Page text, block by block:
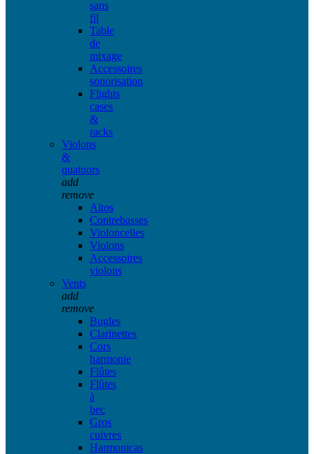
sans
fil
Table
de
mixage
Accessoires
sonorisation
Flights
cases
&
racks
Violons
&
quatuors
add
remove
Altos
Contrebasses
Violoncelles
Violons
Accessoires
violons
Vents
add
remove
Bugles
Clarinettes
Cors
harmonie
Flûtes
Flûtes
à
bec
Gros
cuivres
Harmonicas